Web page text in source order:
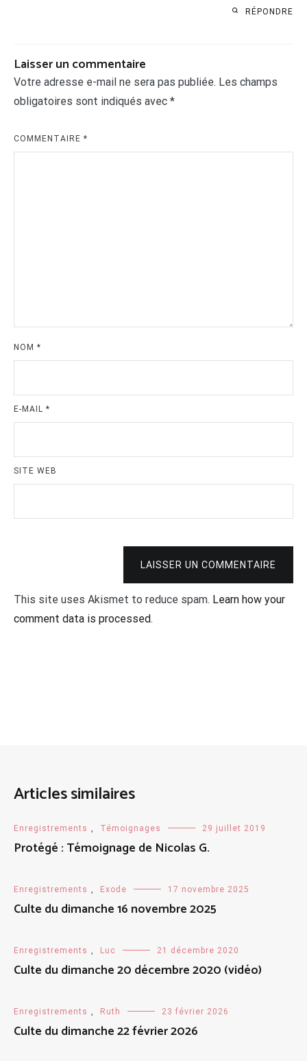
RÉPONDRE
Laisser un commentaire
Votre adresse e-mail ne sera pas publiée. Les champs
obligatoires sont indiqués avec *
COMMENTAIRE *
NOM *
E-MAIL *
SITE WEB
LAISSER UN COMMENTAIRE
This site uses Akismet to reduce spam. Learn how your
comment data is processed.
Articles similaires
Enregistrements , Témoignages 29 juillet 2019
Protégé : Témoignage de Nicolas G.
Enregistrements , Exode 17 novembre 2025
Culte du dimanche 16 novembre 2025
Enregistrements , Luc 21 décembre 2020
Culte du dimanche 20 décembre 2020 (vidéo)
Enregistrements , Ruth 23 février 2026
Culte du dimanche 22 février 2026